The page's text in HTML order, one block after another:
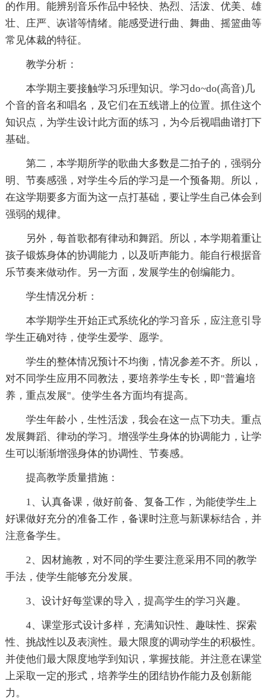
的作用。能辨别音乐作品中轻快、热烈、活泼、优美、雄
壮、庄严、诙谐等情绪。能感受进行曲、舞曲、摇篮曲等
常见体裁的特征。
教学分析：
本学期主要接触学习乐理知识。学习do~do(高音)几
个音的音名和唱名，及它们在五线谱上的位置。抓住这个
知识点，为学生设计此方面的练习，为今后视唱曲谱打下
基础。
第二，本学期所学的歌曲大多数是二拍子的，强弱分
明、节奏感强，对学生今后的学习是一个预备期。所以，
在这学期要多方面为这一点打基础，要让学生自己体会到
强弱的规律。
另外，每首歌都有律动和舞蹈。所以，本学期着重让
孩子锻炼身体的协调能力，以及听声能力。能自行根据音
乐节奏来做动作。另一方面，发展学生的创编能力。
学生情况分析：
本学期学生开始正式系统化的学习音乐，应注意引导
学生正确对待，使学生爱学、愿学。
学生的整体情况预计不均衡，情况参差不齐。所以，
对不同学生应用不同教法，要培养学生专长，即"普遍培
养，重点发展"。使学生各方面均有提高。
学生年龄小，生性活泼，我会在这一点下功夫。重点
发展舞蹈、律动的学习。增强学生身体的协调能力，让学
生可以渐渐增强身体的协调性、节奏感。
提高教学质量措施：
1、认真备课，做好前备、复备工作，为能使学生上
好课做好充分的准备工作，备课时注意与新课标结合，并
注意备学生。
2、因材施教，对不同的学生要注意采用不同的教学
手法，使学生能够充分发展。
3、设计好每堂课的导入，提高学生的学习兴趣。
4、课堂形式设计多样，充满知识性、趣味性、探索
性、挑战性以及表演性。最大限度的调动学生的积极性。
并使他们最大限度地学到知识，掌握技能。并注意在课堂
上采取一定的形式，培养学生的团结协作能力及创新能
力。